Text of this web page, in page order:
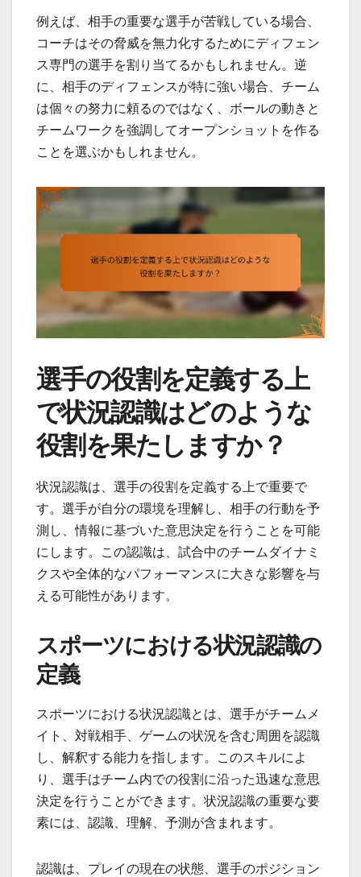
例えば、相手の重要な選手が苦戦している場合、
コーチはその脅威を無力化するためにディフェン
ス専門の選手を割り当てるかもしれません。逆
に、相手のディフェンスが特に強い場合、チーム
は個々の努力に頼るのではなく、ボールの動きと
チームワークを強調してオープンショットを作る
ことを選ぶかもしれません。
選手の役割を定義する上
で状況認識はどのような
役割を果たしますか？
状況認識は、選手の役割を定義する上で重要で
す。選手が自分の環境を理解し、相手の行動を予
測し、情報に基づいた意思決定を行うことを可能
にします。この認識は、試合中のチームダイナミ
クスや全体的なパフォーマンスに大きな影響を与
える可能性があります。
スポーツにおける状況認識の
定義
スポーツにおける状況認識とは、選手がチームメ
イト、対戦相手、ゲームの状況を含む周囲を認識
し、解釈する能力を指します。このスキルによ
り、選手はチーム内での役割に沿った迅速な意思
決定を行うことができます。状況認識の重要な要
素には、認識、理解、予測が含まれます。
認識は、プレイの現在の状態、選手のポジション